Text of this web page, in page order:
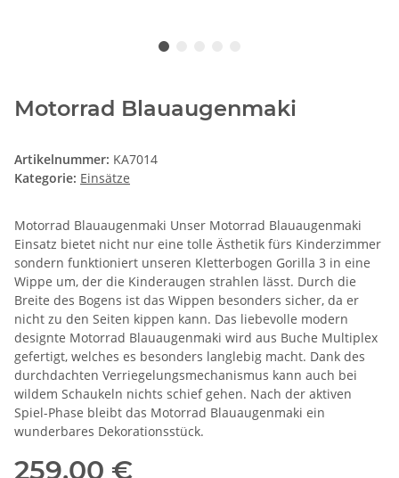
Motorrad Blauaugenmaki
Artikelnummer: KA7014
Kategorie: Einsätze
Motorrad Blauaugenmaki Unser Motorrad Blauaugenmaki
Einsatz bietet nicht nur eine tolle Ästhetik fürs Kinderzimmer
sondern funktioniert unseren Kletterbogen Gorilla 3 in eine
Wippe um, der die Kinderaugen strahlen lässt. Durch die
Breite des Bogens ist das Wippen besonders sicher, da er
nicht zu den Seiten kippen kann. Das liebevolle modern
designte Motorrad Blauaugenmaki wird aus Buche Multiplex
gefertigt, welches es besonders langlebig macht. Dank des
durchdachten Verriegelungsmechanismus kann auch bei
wildem Schaukeln nichts schief gehen. Nach der aktiven
Spiel-Phase bleibt das Motorrad Blauaugenmaki ein
wunderbares Dekorationsstück.
259,00 €